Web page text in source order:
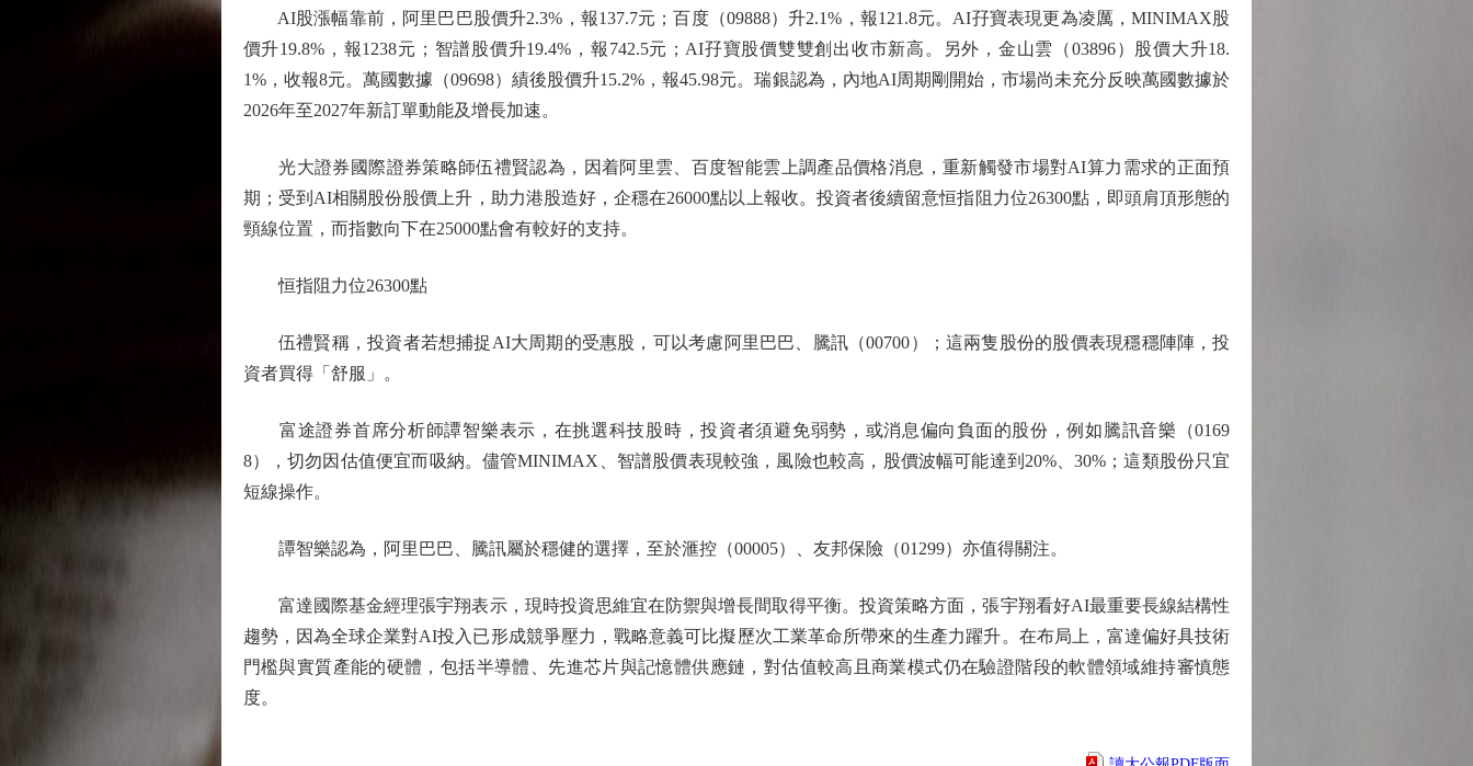
AI股漲幅靠前，阿里巴巴股價升2.3%，報137.7元；百度（09888）升2.1%，報121.8元。AI孖寶表現更為凌厲，MINIMAX股
價升19.8%，報1238元；智譜股價升19.4%，報742.5元；AI孖寶股價雙雙創出收市新高。另外，金山雲（03896）股價大升18.
1%，收報8元。萬國數據（09698）績後股價升15.2%，報45.98元。瑞銀認為，內地AI周期剛開始，市場尚未充分反映萬國數據於
2026年至2027年新訂單動能及增長加速。
光大證券國際證券策略師伍禮賢認為，因着阿里雲、百度智能雲上調產品價格消息，重新觸發市場對AI算力需求的正面預
期；受到AI相關股份股價上升，助力港股造好，企穩在26000點以上報收。投資者後續留意恒指阻力位26300點，即頭肩頂形態的
頸線位置，而指數向下在25000點會有較好的支持。
恒指阻力位26300點
伍禮賢稱，投資者若想捕捉AI大周期的受惠股，可以考慮阿里巴巴、騰訊（00700）；這兩隻股份的股價表現穩穩陣陣，投
資者買得「舒服」。
富途證券首席分析師譚智樂表示，在挑選科技股時，投資者須避免弱勢，或消息偏向負面的股份，例如騰訊音樂（0169
8），切勿因估值便宜而吸納。儘管MINIMAX、智譜股價表現較強，風險也較高，股價波幅可能達到20%、30%；這類股份只宜
短線操作。
譚智樂認為，阿里巴巴、騰訊屬於穩健的選擇，至於滙控（00005）、友邦保險（01299）亦值得關注。
富達國際基金經理張宇翔表示，現時投資思維宜在防禦與增長間取得平衡。投資策略方面，張宇翔看好AI最重要長線結構性
趨勢，因為全球企業對AI投入已形成競爭壓力，戰略意義可比擬歷次工業革命所帶來的生產力躍升。在布局上，富達偏好具技術
門檻與實質產能的硬體，包括半導體、先進芯片與記憶體供應鏈，對估值較高且商業模式仍在驗證階段的軟體領域維持審慎態
度。